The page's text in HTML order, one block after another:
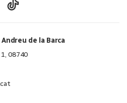
de la Barca
08740